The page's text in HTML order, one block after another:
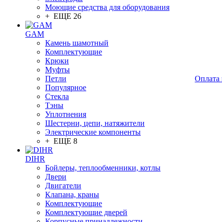
Моющие средства для оборудования
+ ЕЩЕ 26
GAM
Камень шамотный
Комплектующие
Крюки
Муфты
Петли
Популярное
Стекла
Тэны
Уплотнения
Шестерни, цепи, натяжители
Электрические компоненты
+ ЕЩЕ 8
DIHR
Бойлеры, теплообменники, котлы
Двери
Двигатели
Клапана, краны
Комплектующие
Комплектующие дверей
Оплата